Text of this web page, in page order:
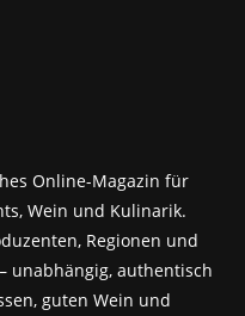
Online-Magazin für
Wein und Kulinarik.
Regionen und
unabhängig, authentisch
guten Wein und